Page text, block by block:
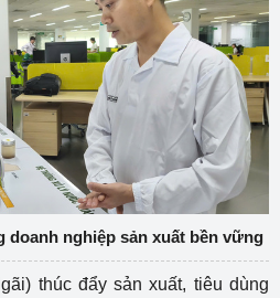
doanh nghiệp sản xuất bền vững
thúc đẩy sản xuất, tiêu dùng